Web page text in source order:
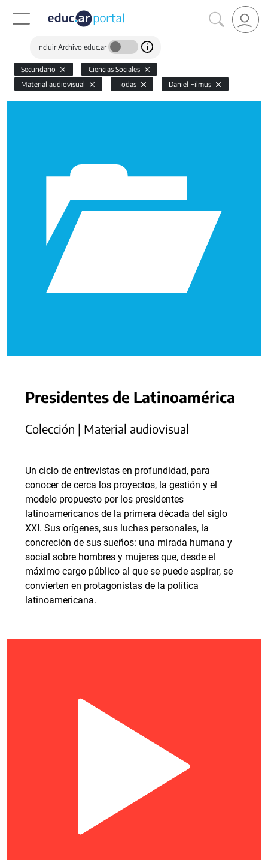
Incluir Archivo educ.ar
Secundario
Ciencias Sociales
Material audiovisual
Todas Daniel Filmus
Presidentes de Latinoamérica
Colección | Material audiovisual
Un ciclo de entrevistas en profundidad, para
conocer de cerca los proyectos, la gestión y el
modelo propuesto por los presidentes
latinoamericanos de la primera década del siglo
XXI. Sus orígenes, sus luchas personales, la
concreción de sus sueños: una mirada humana y
social sobre hombres y mujeres que, desde el
máximo cargo público al que se puede aspirar, se
convierten en protagonistas de la política
latinoamericana.